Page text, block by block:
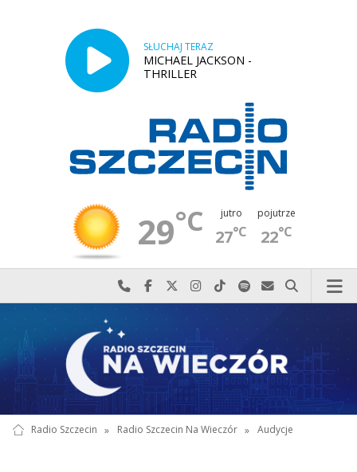
SŁUCHAJ TERAZ
MICHAEL JACKSON -
THRILLER
29°C jutro
27°C
pojutrze
22°C
Najlepiej po prostu do nas zadzwoń
Odwiedź nas na Facebook-u
Odwiedź nas na X
Odwiedź nas na Instagram-ie
Odwiedź nas na TikTok-u
Szukaj nas na Spotify
Wyślij do nas
Szukaj
Radio Szczecin » Radio Szczecin Na Wieczór » Audycje